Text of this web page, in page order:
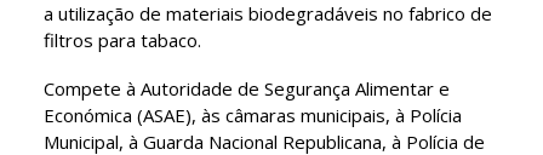
a utilização de materiais biodegradáveis no fabrico de
filtros para tabaco.
Compete à Autoridade de Segurança Alimentar e
Económica (ASAE), às câmaras municipais, à Polícia
Municipal, à Guarda Nacional Republicana, à Polícia de